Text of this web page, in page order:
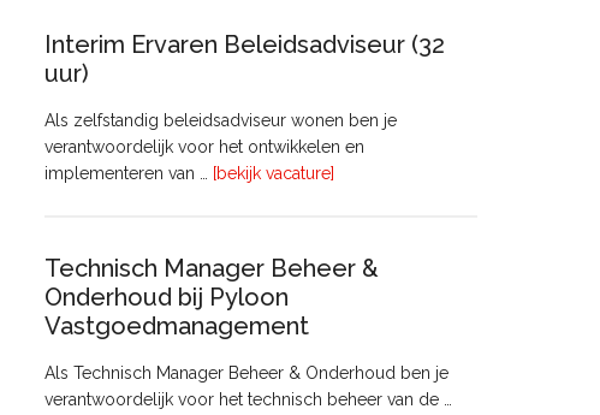
Interim Ervaren Beleidsadviseur (32
uur)
Als zelfstandig beleidsadviseur wonen ben je
verantwoordelijk voor het ontwikkelen en
implementeren van …
[bekijk vacature]
uur)
Technisch Manager Beheer &
Onderhoud bij Pyloon
Vastgoedmanagement
Als Technisch Manager Beheer & Onderhoud ben je
verantwoordelijk voor het technisch beheer van de …